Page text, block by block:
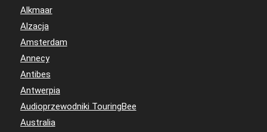
Alkmaar
Alzacja
Amsterdam
Annecy
Antibes
Antwerpia
Audioprzewodniki TouringBee
Australia